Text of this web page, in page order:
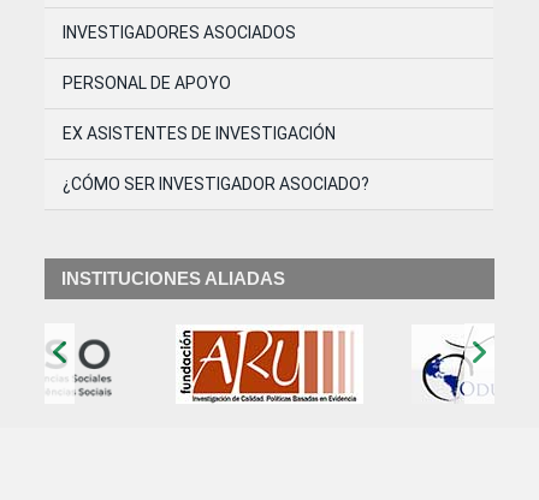
INVESTIGADORES ASOCIADOS
PERSONAL DE APOYO
EX ASISTENTES DE INVESTIGACIÓN
¿CÓMO SER INVESTIGADOR ASOCIADO?
INSTITUCIONES ALIADAS